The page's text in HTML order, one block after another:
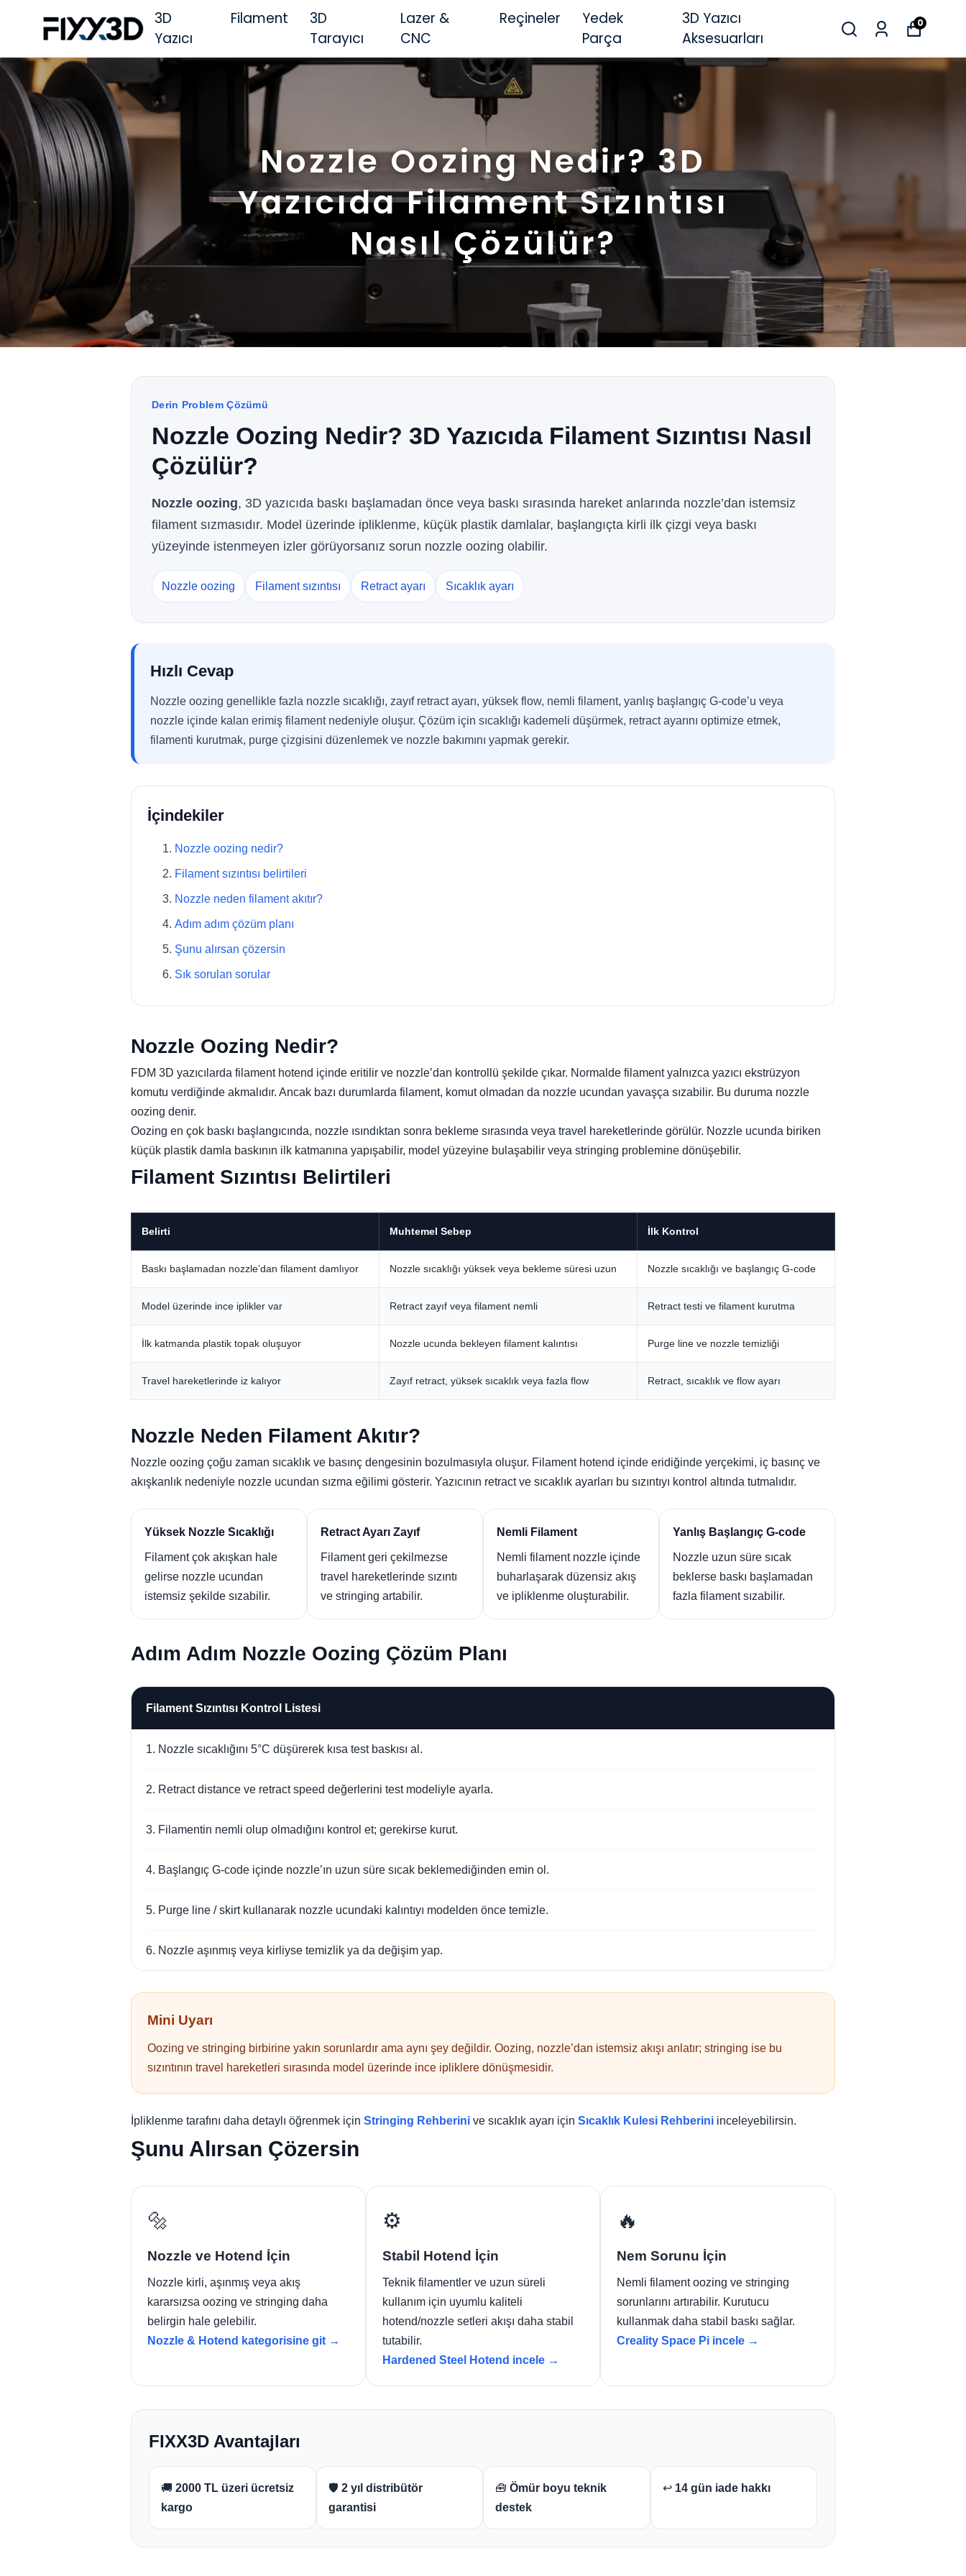
3D
Yazıcı
Filament
3D
Tarayıcı
Lazer &
CNC
Reçineler
Yedek
Parça
3D Yazıcı
Aksesuarları
0
Nozzle Oozing Nedir? 3D
Yazıcıda Filament Sızıntısı
Nasıl Çözülür?
Derin Problem Çözümü
Nozzle Oozing Nedir? 3D Yazıcıda Filament Sızıntısı Nasıl
Çözülür?
Nozzle oozing, 3D yazıcıda baskı başlamadan önce veya baskı sırasında hareket anlarında nozzle’dan istemsiz
filament sızmasıdır. Model üzerinde ipliklenme, küçük plastik damlalar, başlangıçta kirli ilk çizgi veya baskı
yüzeyinde istenmeyen izler görüyorsanız sorun nozzle oozing olabilir.
Nozzle oozing Filament sızıntısı Retract ayarı Sıcaklık ayarı
Hızlı Cevap
Nozzle oozing genellikle fazla nozzle sıcaklığı, zayıf retract ayarı, yüksek flow, nemli filament, yanlış başlangıç G-code’u veya
nozzle içinde kalan erimiş filament nedeniyle oluşur. Çözüm için sıcaklığı kademeli düşürmek, retract ayarını optimize etmek,
filamenti kurutmak, purge çizgisini düzenlemek ve nozzle bakımını yapmak gerekir.
İçindekiler
Nozzle oozing nedir?
Filament sızıntısı belirtileri
Nozzle neden filament akıtır?
Adım adım çözüm planı
Şunu alırsan çözersin
Sık sorulan sorular
Nozzle Oozing Nedir?
FDM 3D yazıcılarda filament hotend içinde eritilir ve nozzle’dan kontrollü şekilde çıkar. Normalde filament yalnızca yazıcı ekstrüzyon
komutu verdiğinde akmalıdır. Ancak bazı durumlarda filament, komut olmadan da nozzle ucundan yavaşça sızabilir. Bu duruma nozzle
oozing denir.
Oozing en çok baskı başlangıcında, nozzle ısındıktan sonra bekleme sırasında veya travel hareketlerinde görülür. Nozzle ucunda biriken
küçük plastik damla baskının ilk katmanına yapışabilir, model yüzeyine bulaşabilir veya stringing problemine dönüşebilir.
Filament Sızıntısı Belirtileri
Belirti Muhtemel Sebep İlk Kontrol
Baskı başlamadan nozzle’dan filament damlıyor Nozzle sıcaklığı yüksek veya bekleme süresi uzun Nozzle sıcaklığı ve başlangıç G-code
Model üzerinde ince iplikler var Retract zayıf veya filament nemli Retract testi ve filament kurutma
İlk katmanda plastik topak oluşuyor Nozzle ucunda bekleyen filament kalıntısı Purge line ve nozzle temizliği
Travel hareketlerinde iz kalıyor Zayıf retract, yüksek sıcaklık veya fazla flow Retract, sıcaklık ve flow ayarı
Nozzle Neden Filament Akıtır?
Nozzle oozing çoğu zaman sıcaklık ve basınç dengesinin bozulmasıyla oluşur. Filament hotend içinde eridiğinde yerçekimi, iç basınç ve
akışkanlık nedeniyle nozzle ucundan sızma eğilimi gösterir. Yazıcının retract ve sıcaklık ayarları bu sızıntıyı kontrol altında tutmalıdır.
Yüksek Nozzle Sıcaklığı
Filament çok akışkan hale
gelirse nozzle ucundan
istemsiz şekilde sızabilir.
Retract Ayarı Zayıf
Filament geri çekilmezse
travel hareketlerinde sızıntı
ve stringing artabilir.
Nemli Filament
Nemli filament nozzle içinde
buharlaşarak düzensiz akış
ve ipliklenme oluşturabilir.
Yanlış Başlangıç G-code
Nozzle uzun süre sıcak
beklerse baskı başlamadan
fazla filament sızabilir.
Adım Adım Nozzle Oozing Çözüm Planı
Filament Sızıntısı Kontrol Listesi
1. Nozzle sıcaklığını 5°C düşürerek kısa test baskısı al.
2. Retract distance ve retract speed değerlerini test modeliyle ayarla.
3. Filamentin nemli olup olmadığını kontrol et; gerekirse kurut.
4. Başlangıç G-code içinde nozzle’ın uzun süre sıcak beklemediğinden emin ol.
5. Purge line / skirt kullanarak nozzle ucundaki kalıntıyı modelden önce temizle.
6. Nozzle aşınmış veya kirliyse temizlik ya da değişim yap.
Mini Uyarı
Oozing ve stringing birbirine yakın sorunlardır ama aynı şey değildir. Oozing, nozzle’dan istemsiz akışı anlatır; stringing ise bu
sızıntının travel hareketleri sırasında model üzerinde ince ipliklere dönüşmesidir.
İpliklenme tarafını daha detaylı öğrenmek için Stringing Rehberini ve sıcaklık ayarı için Sıcaklık Kulesi Rehberini inceleyebilirsin.
Şunu Alırsan Çözersin
🔩
Nozzle ve Hotend İçin
Nozzle kirli, aşınmış veya akış
kararsızsa oozing ve stringing daha
belirgin hale gelebilir.
Nozzle & Hotend kategorisine git →
⚙️
Stabil Hotend İçin
Teknik filamentler ve uzun süreli
kullanım için uyumlu kaliteli
hotend/nozzle setleri akışı daha stabil
tutabilir.
Hardened Steel Hotend incele →
🔥
Nem Sorunu İçin
Nemli filament oozing ve stringing
sorunlarını artırabilir. Kurutucu
kullanmak daha stabil baskı sağlar.
Creality Space Pi incele →
FIXX3D Avantajları
🚚 2000 TL üzeri ücretsiz
kargo
🛡️ 2 yıl distribütör
garantisi
🧰 Ömür boyu teknik
destek
↩️ 14 gün iade hakkı